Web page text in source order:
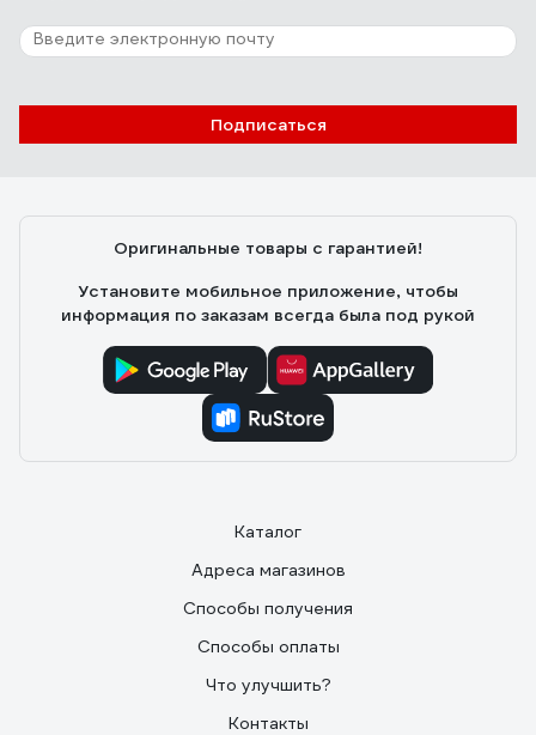
9 отзывов
Отзыв о номерной пломбе ЕВРОПАРТНЕР
Михаил Б. 10.06.2025
Подписаться
Оригинальные товары с гарантией!
Установите мобильное приложение, чтобы
информация по заказам всегда была под рукой
Каталог
Адреса магазинов
Способы получения
Способы оплаты
Что улучшить?
Контакты